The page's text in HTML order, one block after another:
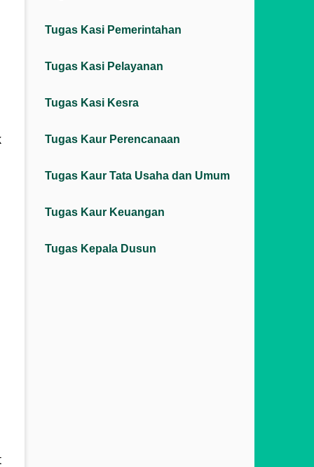
Tugas Kasi Pemerintahan
Tugas Kasi Pelayanan
Tugas Kasi Kesra
Tugas Kaur Perencanaan
Tugas Kaur Tata Usaha dan Umum
Tugas Kaur Keuangan
Tugas Kepala Dusun